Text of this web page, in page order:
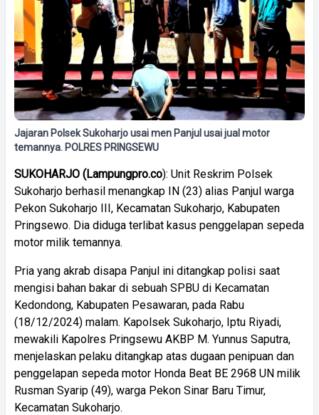
Jajaran Polsek Sukoharjo usai men Panjul usai jual motor
temannya. POLRES PRINGSEWU
SUKOHARJO (Lampungpro.co): Unit Reskrim Polsek
Sukoharjo berhasil menangkap IN (23) alias Panjul warga
Pekon Sukoharjo III, Kecamatan Sukoharjo, Kabupaten
Pringsewo. Dia diduga terlibat kasus penggelapan sepeda
motor milik temannya.
Pria yang akrab disapa Panjul ini ditangkap polisi saat
mengisi bahan bakar di sebuah SPBU di Kecamatan
Kedondong, Kabupaten Pesawaran, pada Rabu
(18/12/2024) malam. Kapolsek Sukoharjo, Iptu Riyadi,
mewakili Kapolres Pringsewu AKBP M. Yunnus Saputra,
menjelaskan pelaku ditangkap atas dugaan penipuan dan
penggelapan sepeda motor Honda Beat BE 2968 UN milik
Rusman Syarip (49), warga Pekon Sinar Baru Timur,
Kecamatan Sukoharjo.